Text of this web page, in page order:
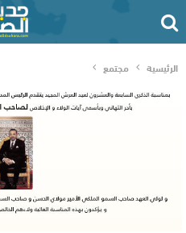
الرئيسية مجتمع